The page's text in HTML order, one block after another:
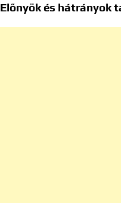
Előnyök és hátrányok